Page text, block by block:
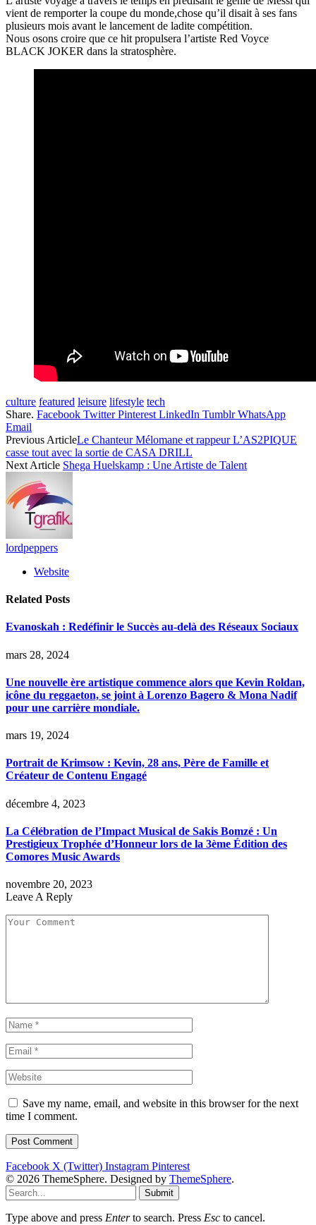
vient de remporter la coupe du monde,chose qu’il disait à ses fans
plusieurs mois avant le lancement de ladite compétition.
Nous osons croire que ce hit propulsera l’artiste Red Voyce
BLACK JOKER dans la stratosphère.
culture featured leisure lifestyle tech
Share. Facebook Twitter Pinterest LinkedIn Tumblr WhatsApp
Email
Previous ArticleLe Chanteur Mélomane et rappeur L’AS2PIQUE
casse tout avec la sortie de CASA DRILL
Next Article Shega Huelskamp : Une Artiste de Talent
lordpeppers
Website
Related Posts
Evanoskah : Redéfinir le Succès au-delà des Réseaux Sociaux
mars 28, 2024
Une nouvelle ère artistique commence alors que Kevin Roldan,
icône du reggaeton, se joint à Lorenzo Bagero & Mona Nadif
pour une carrière mondiale.
mars 19, 2024
Portrait de Krimsow : Kevin, 28 ans, Père de Famille et
Créateur de Contenu Engagé
décembre 4, 2023
La Célébration de l’Impact Musical de Sakis Bomzé : Un
Prestigieux Trophée d’Honneur lors de la 3ème Édition des
Comores Music Awards
novembre 20, 2023
Leave A Reply
Save my name, email, and website in this browser for the next
time I comment.
Facebook X (Twitter) Instagram Pinterest
© 2026 ThemeSphere. Designed by ThemeSphere.
Submit
Type above and press Enterto search. Press Esc to cancel.